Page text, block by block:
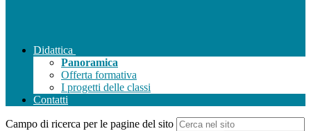
Didattica
Panoramica
Offerta formativa
I progetti delle classi
Contatti
Campo di ricerca per le pagine del sito